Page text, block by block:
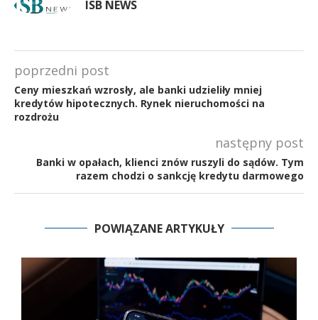
ISB NEWS
poprzedni post
Ceny mieszkań wzrosły, ale banki udzieliły mniej
kredytów hipotecznych. Rynek nieruchomości na
rozdrożu
następny post
Banki w opałach, klienci znów ruszyli do sądów. Tym
razem chodzi o sankcję kredytu darmowego
POWIĄZANE ARTYKUŁY